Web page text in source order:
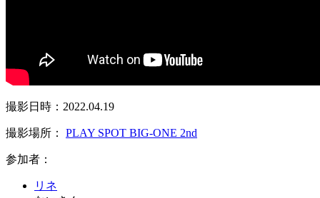
撮影日時：2022.04.19
撮影場所： PLAY SPOT BIG-ONE 2nd
参加者：
リネ